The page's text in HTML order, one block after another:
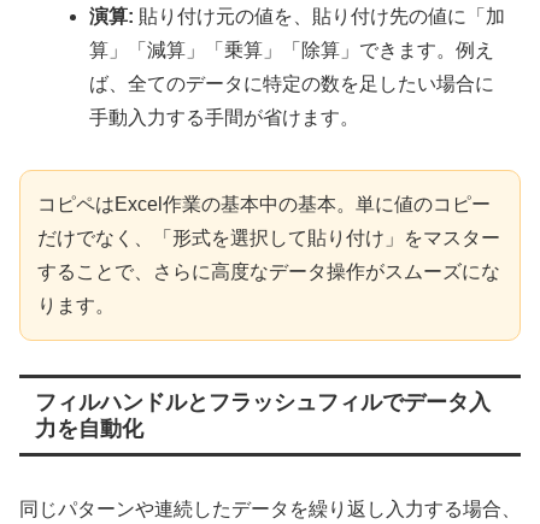
演算: 貼り付け元の値を、貼り付け先の値に「加
算」「減算」「乗算」「除算」できます。例え
ば、全てのデータに特定の数を足したい場合に
手動入力する手間が省けます。
コピペはExcel作業の基本中の基本。単に値のコピー
だけでなく、「形式を選択して貼り付け」をマスター
することで、さらに高度なデータ操作がスムーズにな
ります。
フィルハンドルとフラッシュフィルでデータ入
力を自動化
同じパターンや連続したデータを繰り返し入力する場合、